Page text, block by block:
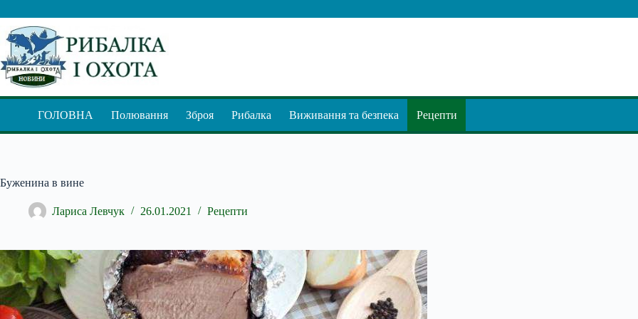
до
вмісту
ГОЛОВНА Полювання Зброя Рибалка Виживання та безпека Рецепти
Буженина в вине
Лариса Левчук 26.01.2021 Рецепти